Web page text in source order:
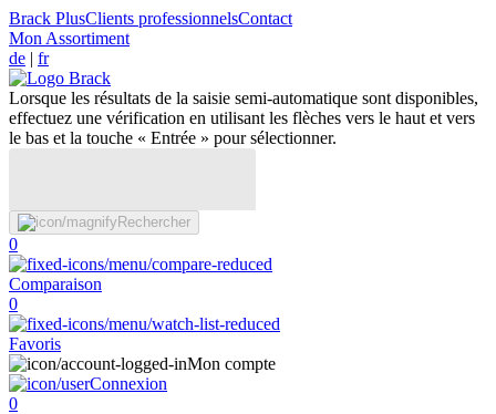
Brack PlusClients professionnelsContact
Mon Assortiment
de | fr
Lorsque les résultats de la saisie semi-automatique sont disponibles,
effectuez une vérification en utilisant les flèches vers le haut et vers
le bas et la touche « Entrée » pour sélectionner.
Rechercher
0
Comparaison
0
Favoris
Mon compte
Connexion
0